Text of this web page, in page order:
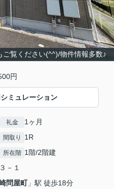
ご覧ください(^^)/物件情報多数♪
円
ミュレーション
礼金 1ヶ月
間取り 1R
所在階 1階/2階建
－１
問屋町」駅 徒歩18分